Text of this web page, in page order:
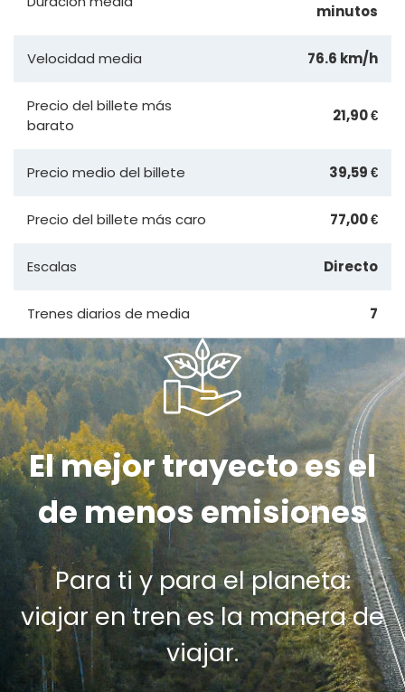
minutos
Velocidad media 76.6 km/h
Precio del billete más
barato
21,90 €
Precio medio del billete 39,59 €
Precio del billete más caro 77,00 €
Escalas Directo
Trenes diarios de media 7
El mejor trayecto es el
de menos emisiones
Para ti y para el planeta:
viajar en tren es la manera de
viajar.